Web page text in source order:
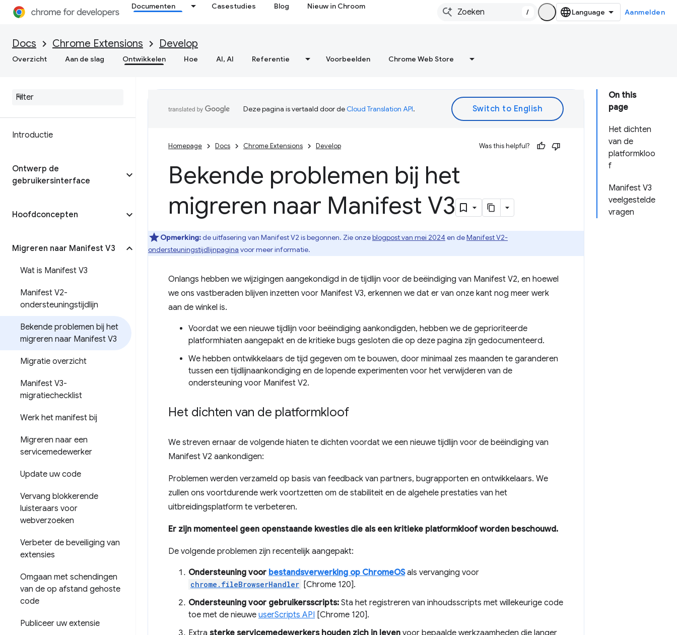
Documenten Casestudies Blog Nieuw in Chroom
/ Aanmelden
Docs Chrome Extensions Develop
Overzicht Aan de slag Ontwikkelen Hoe AI, AI Referentie Voorbeelden Chrome Web Store
Introductie
Ontwerp de
gebruikersinterface
Hoofdconcepten
Migreren naar Manifest V3
Wat is Manifest V3
Manifest V2-
ondersteuningstijdlijn
Bekende problemen bij het
migreren naar Manifest V3
Migratie overzicht
Manifest V3-
migratiechecklist
Werk het manifest bij
Migreren naar een
servicemedewerker
Update uw code
Vervang blokkerende
luisteraars voor
webverzoeken
Verbeter de beveiliging van
extensies
Omgaan met schendingen
van de op afstand gehoste
code
Publiceer uw extensie
On this
page
Het dichten
van de
platformkloo
f
Manifest V3
veelgestelde
vragen
Deze pagina is vertaald door deCloud Translation API.
Homepage Docs Chrome Extensions Develop Was this helpful?
Bekende problemen bij het
migreren naar Manifest V3
Opmerking:de uitfasering van Manifest V2 is begonnen. Zie onzeblogpost van mei 2024en deManifest V2-
ondersteuningstijdlijnpagina voor meer informatie.
Onlangs hebben we wijzigingen aangekondigd in de tijdlijn voor de beëindiging van Manifest V2, en hoewel
we ons vastberaden blijven inzetten voor Manifest V3, erkennen we dat er van onze kant nog meer werk
aan de winkel is.
Voordat we een nieuwe tijdlijn voor beëindiging aankondigden, hebben we de geprioriteerde
platformhiaten aangepakt en de kritieke bugs gesloten die op deze pagina zijn gedocumenteerd.
We hebben ontwikkelaars de tijd gegeven om te bouwen, door minimaal zes maanden te garanderen
tussen een tijdlijnaankondiging en de lopende experimenten voor het verwijderen van de
ondersteuning voor Manifest V2.
Het dichten van de platformkloof
We streven ernaar de volgende hiaten te dichten voordat we een nieuwe tijdlijn voor de beëindiging van
Manifest V2 aankondigen:
Problemen werden verzameld op basis van feedback van partners, bugrapporten en ontwikkelaars. We
zullen ons voortdurende werk voortzetten om de stabiliteit en de algehele prestaties van het
uitbreidingsplatform te verbeteren.
Er zijn momenteel geen openstaande kwesties die als een kritieke platformkloof worden beschouwd.
De volgende problemen zijn recentelijk aangepakt:
Ondersteuning voor bestandsverwerking op ChromeOSals vervanging voor
chrome.fileBrowserHandler [Chrome 120].
Ondersteuning voor gebruikersscripts: Sta het registreren van inhoudsscripts met willekeurige code
toe met de nieuwe userScripts API [Chrome 120].
Extra sterke servicemedewerkers houden zich in leven voor bepaalde werkzaamheden die langer